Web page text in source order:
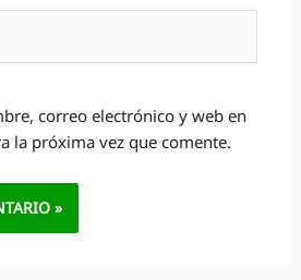
correo electrónico y web en
la próxima vez que comente.